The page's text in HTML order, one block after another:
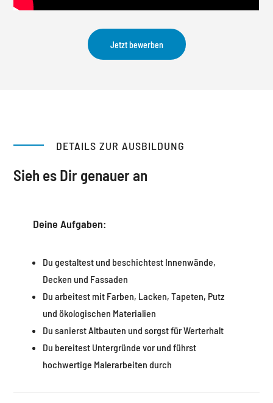
Jetzt bewerben
DETAILS ZUR AUSBILDUNG
Sieh es Dir genauer an
Deine Aufgaben:
Du gestaltest und beschichtest Innenwände,
Decken und Fassaden
Du arbeitest mit Farben, Lacken, Tapeten, Putz
und ökologischen Materialien
Du sanierst Altbauten und sorgst für Werterhalt
Du bereitest Untergründe vor und führst
hochwertige Malerarbeiten durch